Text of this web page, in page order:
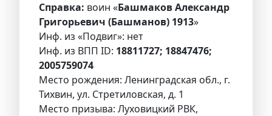
Справка: воин «Башмаков Александр
Григорьевич (Башманов) 1913»
Инф. из «Подвиг»: нет
Инф. из ВПП ID: 18811727; 18847476;
2005759074
Место рождения: Ленинградская обл., г.
Тихвин, ул. Стретиловская, д. 1
Место призыва: Луховицкий РВК,